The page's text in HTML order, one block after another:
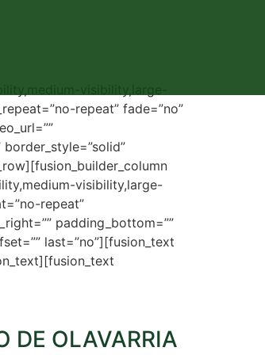
visibility,large-
repeat” fade=”no”
visibility,large-
repeat”
padding_bottom=””
last=”no”][fusion_text
DE OLAVARRIA